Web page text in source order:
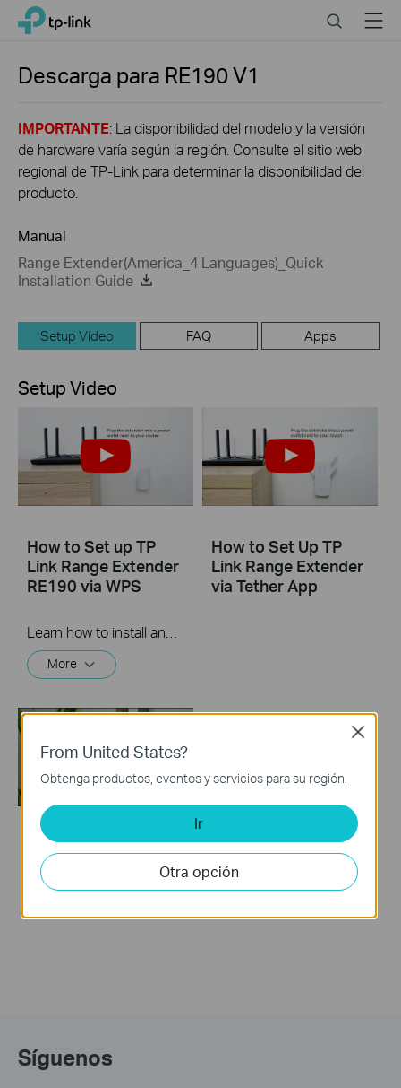
Click
navigation
TP-Link, Reliably Smart SearchMenu
Descarga para RE190V1
IMPORTANTE: La disponibilidad del modelo y la versión
de hardware varía según la región. Consulte el sitio web
regional de TP-Link para determinar la disponibilidad del
producto.
Manual
Range Extender(America_4 Languages)_Quick
Installation Guide
Setup Video FAQ Apps
Setup Video
How to Set up TP
Link Range Extender
RE190 via WPS
More
How to Set Up TP
Link Range Extender
via Tether App
How to Set Up a TP-
Link Range Extender
(via web Browser)
Síguenos
From United States?
Obtenga productos, eventos y servicios para su región.
Ir
Otra opción
Close